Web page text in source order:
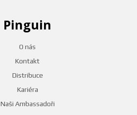
Pinguin
O nás
Kontakt
Distribuce
Kariéra
Naši Ambassadoři